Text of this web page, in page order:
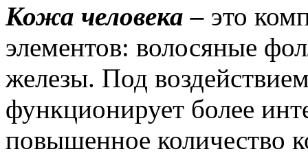
Кожа человека – это
элементов: волосяные
железы. Под
функционирует более
повышенное количество